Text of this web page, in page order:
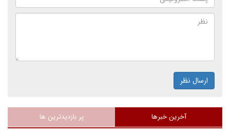
ارسال نظر
آخرین خبرها پر بازدیدترین ها